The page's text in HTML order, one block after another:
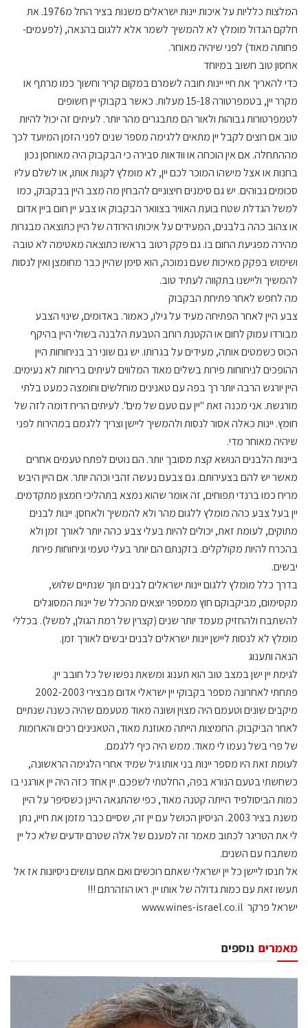
המלצות כלליות על איכות יינות ישראלים משנות בציר החל מ1976. את
חלקם הגדול מומלץ לא להמשיך לשמר אלא ללגום בהנאה, (לפעמים-
פחותה מאוד) לפני שיהיה מאוחר.
אחסון טוב חשוב במיוחד
כדי להאריך את חיי יינות חובה לשמרם במקום קריר וחשוך כמו מרתף או
מקרר יין, בטמפרטורה 15-18 מעלות. כאשר בקבוקי יין חשופים
לטמפרטורות גבוהות ולאור הם מתבגרים מהר יותר. לעיתים זה יכול להיות
טוב אם רוצים לקבל יין מתאים ללגימה מספר שנים לפני הזמן המיועד לכך
מההתחלה. אם אין הוכחה או וודאות סבירה כי הבקבוק היה מאוחסן נכון
בחנות או אצל מישהו המוכר לכם יין, לא מומלץ לקנות אותו, או לשלם עליו
סכומים גבוהים. יש גם סימנים חיצוניים להבחין מה מצב היין בבקבוק, כמו
למשל הגדלת שטח בועת האוויר בצוואר הבקבוק או צבע יין חום ביין אדום
או צהוב כהה בלבנים, המעידים על איכותו הירודה של היין כתוצאה מבגרות
מהירה מפגיעת החום בו. גם פקק רטוב בראשו כתוצאה מאטימה לא טובה
ושימוש בפקק מאיכות שעם נמוכה, הוא סימן שהיין כבר מחומצן ואין לנסות
להמשיך וליישנו בתקווה לעתיד טוב.
מה לחפש לאחר פתיחת הבקבוק
צבע היין לאחר הפתיחה מעיד על גילו, כאמור. באדומים, שינוי הצבע
מבורדו עמוק לחום או הקטנת רוחב הטבעת הלבנה בשולי היין בהיקף
הכוס כשמטים אותה, מעידים על בגרותו. יש גם שוני רב בניחוחות היין
ההופכים לניחוחות פירות בשלים מאוד המלווים לעיתים בריחות לא נעימים.
היין יורגש הרבה יותר רך בפה עם טאנינים מוחלשים וחומצה כמעט בלתי
מורגשת. אני מכנה זאת "יין עם טעם של מים". לעיתים הריח דומה לזה של
חומץ. יינות כאלה אסור לנסות ולהמשיך ליישן וצריך ללגמם במהירות לפני
שיהיה מאוחר מדי.
ביינות הלבנים הנושא קצת מסובך יותר. הם נוטים לפתח טעמים אחרים
מאשר יש להם בצעירותם. גם צבעם נעשה זהבי וכהה יותר. אם היין היבש
מריח כמו ברנדי תפוחים, זה אומר שהוא נמצא בתהליכי חמצון מתקדמים.
יין בעל צבע כהה מומלץ ללגום מהר ולא להמשיך ולאחסן. יינות לבנים
מתוקים, לעומת זאת, יכולים להיות בעלי צבע כהה יותר לאורך זמן ולא
בהכרח להיות מקולקלים. בזקנתם הם יותר בעלי טעמי וניחוחות פירות
יבשים.
בדרך כלל מומלץ ללגום יינות ישראלים לבנים תוך שנתיים שלוש,
מקסימום, מביקבוקם חוץ ממספר יוצאים מהכלל של יינות המסוגלים
להשתבח ולהחזיק מעמד יותר שנים (קצרין של רמת הגולן, למשל). בכללי
מומלץ לא לנסות ליישן יינות ישראלים לבנים יבשים לאורך זמן.
הנאה ותענוג
לגימת יין ישן במצב טוב הוא תענוג ומשאת נפשו של כל חובב יין.
פתחתי לאחרונה מספר בקבוקי יין ישראלי אדום מבצירי 2002-2003
מיקבים שונים וטעמם היה מצוין ושונה מאוד מטעמם שהיה כשנה שנתיים
לאחר הביקבוק. החמיצות הייתה מאוזנת מאוד, הטאנינים רכים והארומות
של פרי בשל נעמו לי מאוד. ממש היה כיף ללגמם.
לעומת זאת היו מספר יינות בני אותו גיל שמיד אחרי הלגימה הראשונה,
כשחשתי בטעם הנורא בפה, החלטתי לשפכם. יין אחד כזה היה יין אורגני בו
כמות הביסולפיד הייתה קטנה מאוד, כפי שהתגאה היינן כשסיפר על היין
משנת בציר 2003. הניסיון הכושל עם יין זה, שסיים כבר מזמן את חייו, נתן
לי את הטריגר לכתוב מאמר זה למענם של אלה שטרם יודעים שלא כל יין
משתבח עם השנים.
אל תנסו ליישן כל יין ישראלי שאתם רוכשים ואם אתם עושים ניסיונות אז אל
תעשו זאת עם כמות גדולה של אותו יין. ראו הוזהרתם !!!
ישראל פרקר www.wines-israel.co.il
נוספים מאמרים